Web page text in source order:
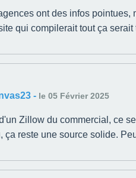
ont des infos
qui compilerait tout ça
- le 05 Février 2025
Zillow du commercial, ce
ça reste une source solide.